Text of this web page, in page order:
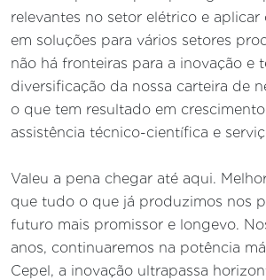
relevantes no setor elétrico e aplicar
em soluções para vários setores
não há fronteiras para a inovação e
diversificação da nossa carteira de
o que tem resultado em
assistência técnico-científica e
Valeu a pena chegar até aqui.
que tudo o que já produzimos nos
futuro mais promissor e longevo.
anos, continuaremos na potência
Cepel, a inovação ultrapassa